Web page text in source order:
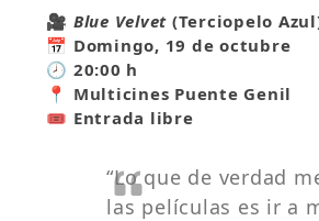
🎥 Blue Velvet (Terciopelo
📅 Domingo, 19 de octubre
🕗 20:00 h
📍 Multicines Puente Genil
🎟️ Entrada libre
“Lo que de verdad
las películas es ir a